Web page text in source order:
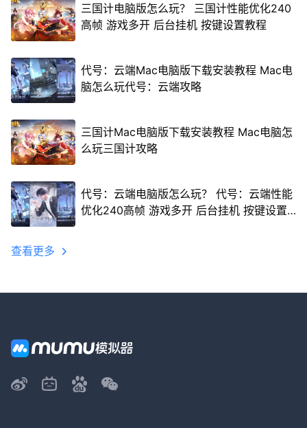
三国计电脑版怎么玩？ 三国计性能优化240
高帧 游戏多开 后台挂机 按键设置教程
代号：云端Mac电脑版下载安装教程 Mac电
脑怎么玩代号：云端攻略
三国计Mac电脑版下载安装教程 Mac电脑怎
么玩三国计攻略
代号：云端电脑版怎么玩？ 代号：云端性能
优化240高帧 游戏多开 后台挂机 按键设置
查看更多